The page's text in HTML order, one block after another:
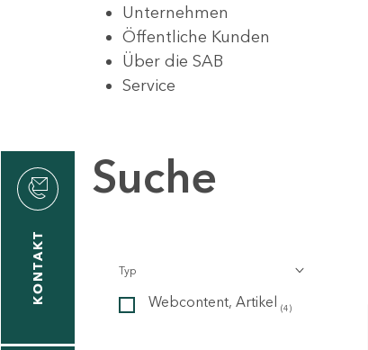
Unternehmen
Öffentliche Kunden
Über die SAB
Service
KONTAKT
Suche
Typ
Webcontent, Artikel (4)